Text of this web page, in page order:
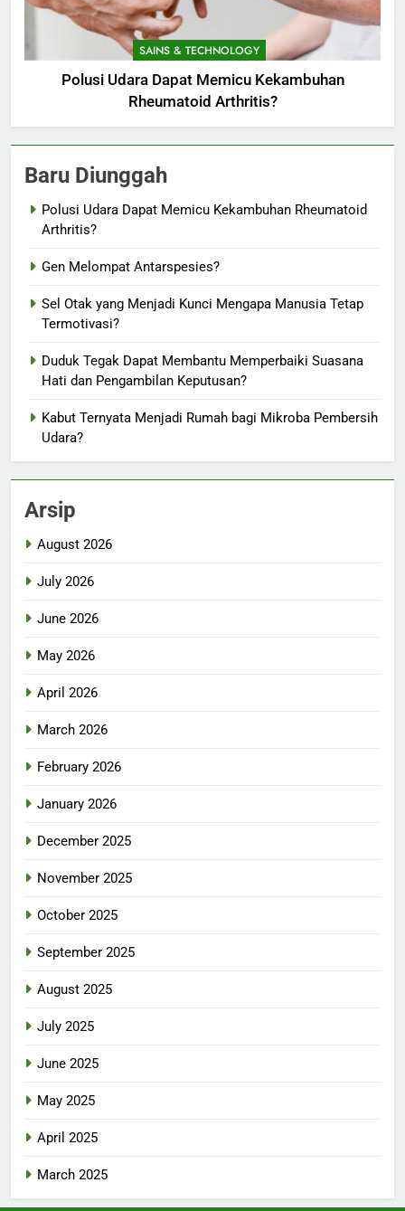
SAINS & TECHNOLOGY
Polusi Udara Dapat Memicu Kekambuhan
Rheumatoid Arthritis?
Baru Diunggah
Polusi Udara Dapat Memicu Kekambuhan Rheumatoid
Arthritis?
Gen Melompat Antarspesies?
Sel Otak yang Menjadi Kunci Mengapa Manusia Tetap
Termotivasi?
Duduk Tegak Dapat Membantu Memperbaiki Suasana
Hati dan Pengambilan Keputusan?
Kabut Ternyata Menjadi Rumah bagi Mikroba Pembersih
Udara?
Arsip
August 2026
July 2026
June 2026
May 2026
April 2026
March 2026
February 2026
January 2026
December 2025
November 2025
October 2025
September 2025
August 2025
July 2025
June 2025
May 2025
April 2025
March 2025